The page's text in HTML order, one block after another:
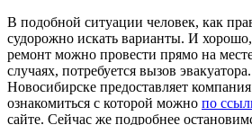
В подобной ситуации человек, как
судорожно искать варианты. И
ремонт можно провести прямо на
случаях, потребуется вызов
Новосибирске предоставляет
ознакомиться с которой можно по
сайте. Сейчас же подробнее